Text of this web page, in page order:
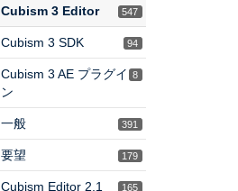
547
Cubism 3 Editor
94
Cubism 3 SDK
8
Cubism 3 AE プラグイ
ン
391
一般
179
要望
165
Cubism Editor 2.1